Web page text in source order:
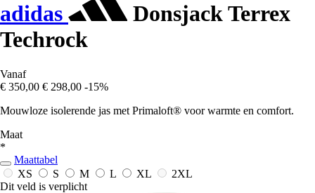
adidas
Donsjack Terrex
Techrock
Vanaf
€ 350,00 € 298,00 -15%
Mouwloze isolerende jas met Primaloft® voor warmte en comfort.
Maat
*
Maattabel
XS
S M L XL
2XL
Dit veld is verplicht